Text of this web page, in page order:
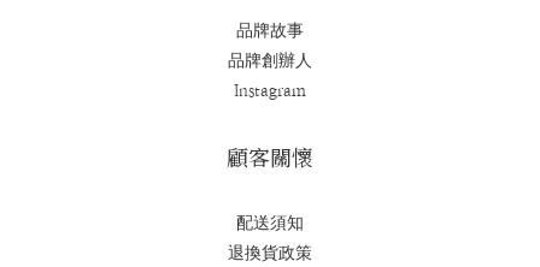
品牌故事
品牌創辦人
Instagram
顧客關懷
配送須知
退換貨政策